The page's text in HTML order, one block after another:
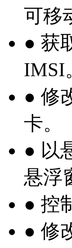
可移
● 获
IMSI
● 修
卡。
● 以
悬浮
● 控
● 修